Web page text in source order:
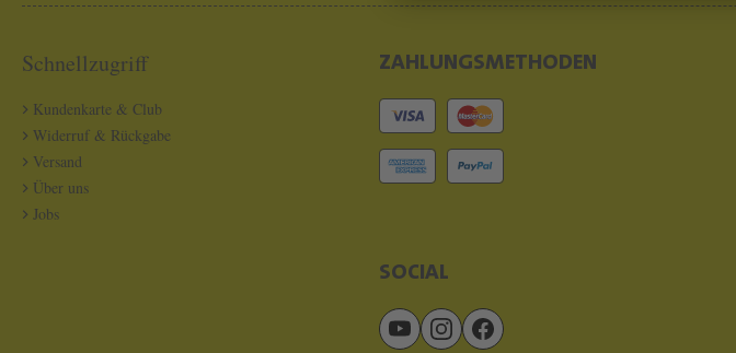
Schnellzugriff
Kundenkarte & Club
Widerruf & Rückgabe
Versand
Über uns
Jobs
ZAHLUNGSMETHODEN
SOCIAL